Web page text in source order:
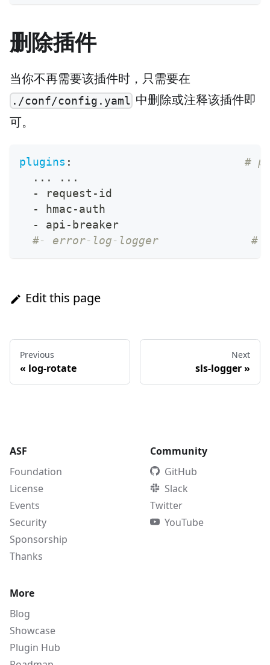
删除插件
当你不再需要该插件时，只需要在
./conf/config.yaml 中删除或注释该插件即
可。
plugins :
#
...
...
-
request -id
-
hmac-auth
-
api- breaker
#- error-log-logger              #
Edit this page
Previous
« log-rotate
Next
sls-logger»
ASF
Foundation
License
Events
Security
Sponsorship
Thanks
Community
GitHub
Slack
Twitter
YouTube
More
Blog
Showcase
Plugin Hub